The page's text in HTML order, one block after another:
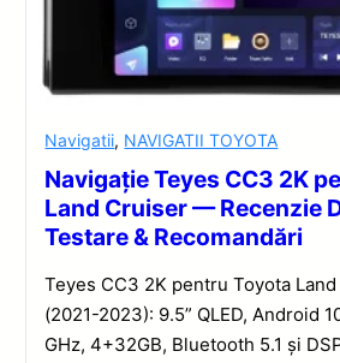
Navigatii, NAVIGATII TOYOTA
Navigație Teyes CC3 2K
Land Cruiser — Recenzie
Testare & Recomandări
Teyes CC3 2K pentru Toyota
(2021-2023): 9.5” QLED, Android
GHz, 4+32GB, Bluetooth 5.1 și